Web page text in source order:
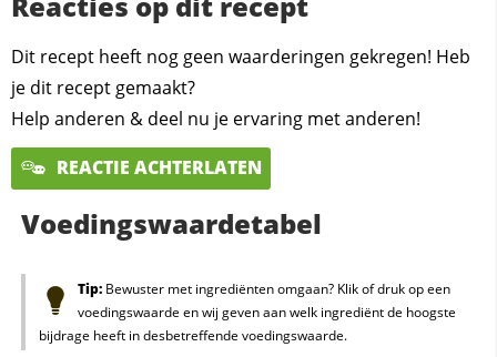
Dit recept heeft nog geen waarderingen gekregen! Heb
je dit recept gemaakt?
Help anderen & deel nu je ervaring met anderen!
REACTIE ACHTERLATEN
Voedingswaardetabel
Tip:Bewuster met ingrediënten omgaan? Klik of druk op een
voedingswaarde en wij geven aan welk ingrediënt de hoogste
bijdrage heeft in desbetreffende voedingswaarde.